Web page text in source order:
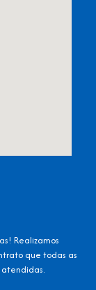
! Realizamos
que todas as